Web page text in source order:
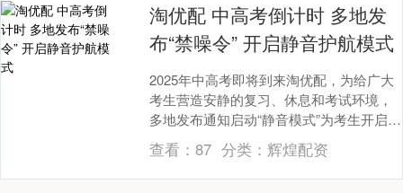
淘优配 中高考倒计时 多地发
布“禁噪令” 开启静音护航模式
2025年中高考即将到来淘优配，为给广大
考生营造安静的复习、休息和考试环境，
多地发布通知启动“静音模式”为考生开启静
音护航。....
查看：87 分类： 辉煌配资